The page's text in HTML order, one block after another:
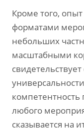
Кроме того‚
форматами
небольших
масштабными
компетентность
любого
сказывается на